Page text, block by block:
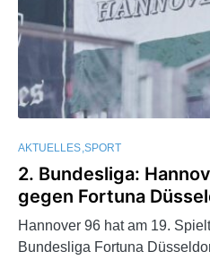
AKTUELLES SPORT
2. Bundesliga:
gegen Fortuna
Hannover 96 hat am 19.
Bundesliga Fortuna